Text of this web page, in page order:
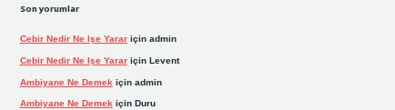
Son yorumlar
Cebir Nedir Ne Işe Yarariçin admin
Cebir Nedir Ne Işe Yarariçin Levent
Ambiyane Ne Demek için admin
Ambiyane Ne Demek için Duru